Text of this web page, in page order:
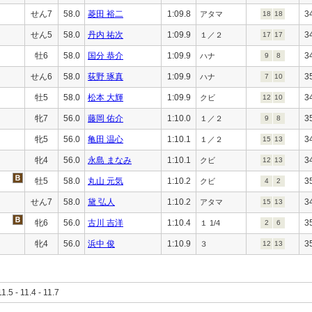
せん7 58.0 菱田 裕二 1:09.8 アタマ 18 18
せん5 58.0 丹内 祐次 1:09.9 １／２ 17 17
牡6 58.0 国分 恭介 1:09.9 ハナ 9 8
せん6 58.0 荻野 琢真 1:09.9 ハナ 7 10
牡5 58.0 松本 大輝 1:09.9 クビ 12 10
牝7 56.0 藤岡 佑介 1:10.0 １／２ 9 8
牝5 56.0 亀田 温心 1:10.1 １／２ 15 13
牝4 56.0 永島 まなみ 1:10.1 クビ 12 13
牡5 58.0 丸山 元気 1:10.2 クビ 4 2
せん7 58.0 黛 弘人 1:10.2 アタマ 15 13
牝6 56.0 古川 吉洋 1:10.4 １ 1/4 2 6
牝4 56.0 浜中 俊 1:10.9 ３ 12 13
- 11.4 - 11.7